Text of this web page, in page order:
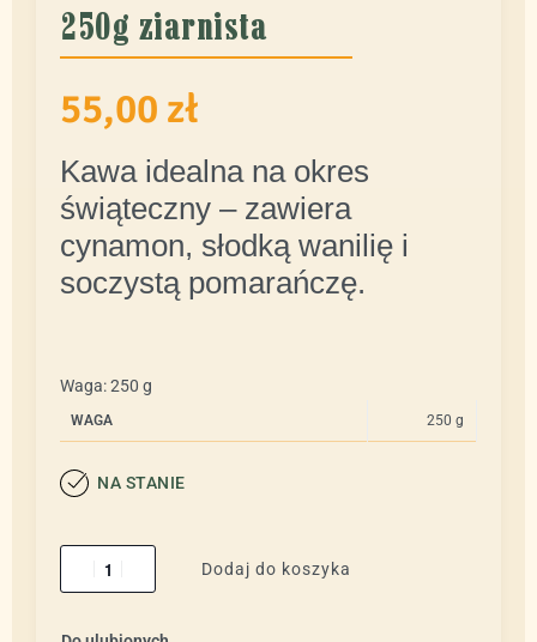
250g ziarnista
55,00 zł
Kawa idealna na okres
świąteczny – zawiera
cynamon, słodką wanilię i
soczystą pomarańczę.
Waga: 250 g
WAGA 250 g
NA STANIE
Dodaj do koszyka